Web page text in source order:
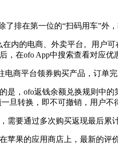
排在第一位的“扫码用车”外，
的电商、外卖平台。用户可
，在ofo App中搜索查看对应优
商平台领券购买产品，订单
，ofo返钱余额兑换规则中的
旦转换，即不可撤销，用户不
要通过多次购买返现最后累计
果的应用商店上，最新的评价